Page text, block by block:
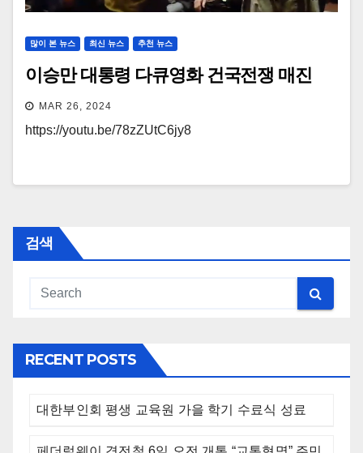
많이 본 뉴스 최신 뉴스 추천 뉴스
이승만 대통령 다큐영화 건국전쟁 매진
MAR 26, 2024
https://youtu.be/78zZUtC6jy8
검색
RECENT POSTS
대한부인회 평생 교육원 가을 학기 수료식 성료